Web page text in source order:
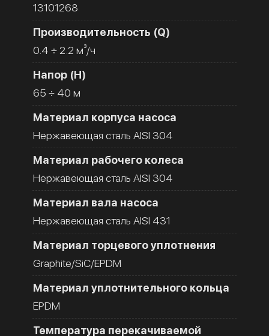
13101268
Производительность (Q)
0.4 ÷ 2.2 м³/ч
Напор (H)
65 ÷ 40 м
Материал корпуса насоса
Нержавеющая сталь AISI 304
Материал рабочего колеса
Нержавеющая сталь AISI 304
Материал вала насоса
Нержавеющая сталь AISI 431
Материал торцевого уплотнения
Graphite/SiC/EPDM
Материал уплотнительного кольца
EPDM
Температура перекачиваемой